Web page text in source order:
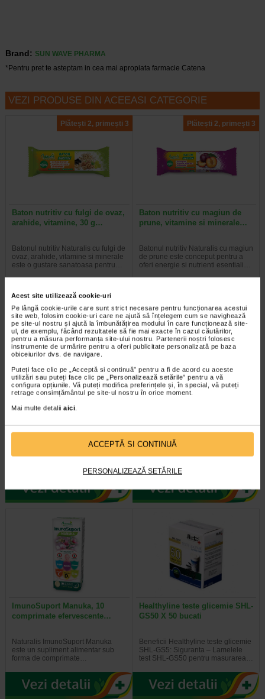
Acest site utilizează cookie-uri
Pe lângă cookie-urile care sunt strict necesare pentru funcționarea acestui
site web, folosim cookie-uri care ne ajută să înțelegem cum se navighează
pe site-ul nostru și ajută la îmbunătățirea modului în care funcționează site-
ul, de exemplu, făcând rezultatele să fie mai exacte în cazul căutărilor,
pentru a măsura performanța site-ului nostru. Partenerii noștri folosesc
instrumente de urmărire pentru a oferi publicitate personalizată pe baza
obiceiurilor dvs. de navigare.
Puteți face clic pe „Acceptă si continuă” pentru a fi de acord cu aceste
utilizări sau puteți face clic pe „Personalizează setările” pentru a vă
configura opțiunile. Vă puteți modifica preferințele și, în special, vă puteți
retrage consimțământul pe site-ul nostru în orice moment.
Mai multe detalii aici
ACCEPTĂ SI CONTINUĂ
PERSONALIZEAZĂ SETĂRILE
Brand: SUN WAVE PHARMA
*Pentru pret te asteptam in cea mai apropiata farmacie Catena
VEZI PRODUSE DIN ACEEASI CATEGORIE
Plătești 2, primești 3
Baton nutritiv cu fulgi de ovaz,
arahide, vitamine, 30 g…
Batonul nutritiv Naturalis cu fulgi de
ovaz, arahide, vitamine si minerale
este o gustare sanatoasa pentru…
Plătești 2, primești 3
Baton nutritiv cu magiun de
prune, vitamine si minerale…
Batonul nutritiv Naturalis cu magiun
de prune este conceput pentru a
oferi energie si nutrienti esentiali…
MINUT Aspirator nazal baby 2
Descriere MINUT Aspirator nazal
baby 2 varfuri silicon Aspiratorul
Naturalis Vita-Stelute jeleuri este
ImunoSuport Manuka, 10
comprimate efervescente…
Naturalis ImunoSuport Manuka
este un supliment alimentar sub
forma de comprimate…
Healthyline teste glicemie SHL-
GS50 X 50 bucati
Beneficii Healthyline teste glicemie
SHL-GS5: Siguranta – Lamelele
test SHL-GS50 pentru masurarea…